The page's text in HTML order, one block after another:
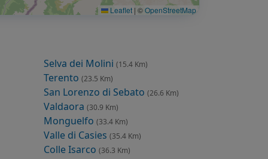
Leaflet | ©OpenStreetMap
Selva dei Molini (15.4 Km)
Terento (23.5 Km)
San Lorenzo di Sebato (26.6 Km)
Valdaora (30.9 Km)
Monguelfo (33.4 Km)
Valle di Casies (35.4 Km)
Colle Isarco (36.3 Km)